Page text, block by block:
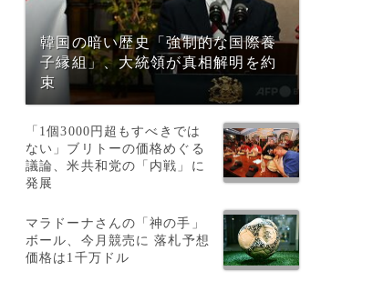
韓国の暗い歴史「強制的な国際養
子縁組」、大統領が真相解明を約
束
「1個3000円超もすべきでは
ない」ブリトーの価格めぐる
議論、米共和党の「内戦」に
発展
マラドーナさんの「神の手」
ボール、今月競売に 落札予想
価格は1千万ドル